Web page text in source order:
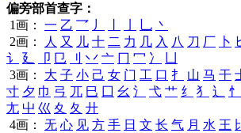
偏旁部首查字：
1画： 一 乙 乛 丿 乚 丶
2画：
人 又 儿 十 二 力 几 入 八 刀 厂 卜
讠
廴 卩 㔾 刂 丷 亠 冂 冖 冫
3画： 大 子 小 己 女 门 工 口 扌 山 马 干
寸 夕 巾 弓 兀 巳 囗 幺 氵 弋 艹 纟 犭 辶 忄
尢 屮 巛 夊 夂 廾
4画： 无 心 见 方 手 日 文 长 气 月 水 王